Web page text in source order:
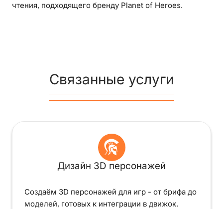
чтения, подходящего бренду Planet of Heroes.
Связанные услуги
Дизайн 3D персонажей
Создаём 3D персонажей для игр - от брифа до
моделей, готовых к интеграции в движок.